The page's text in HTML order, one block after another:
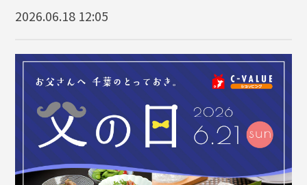
2026.06.18 12:05